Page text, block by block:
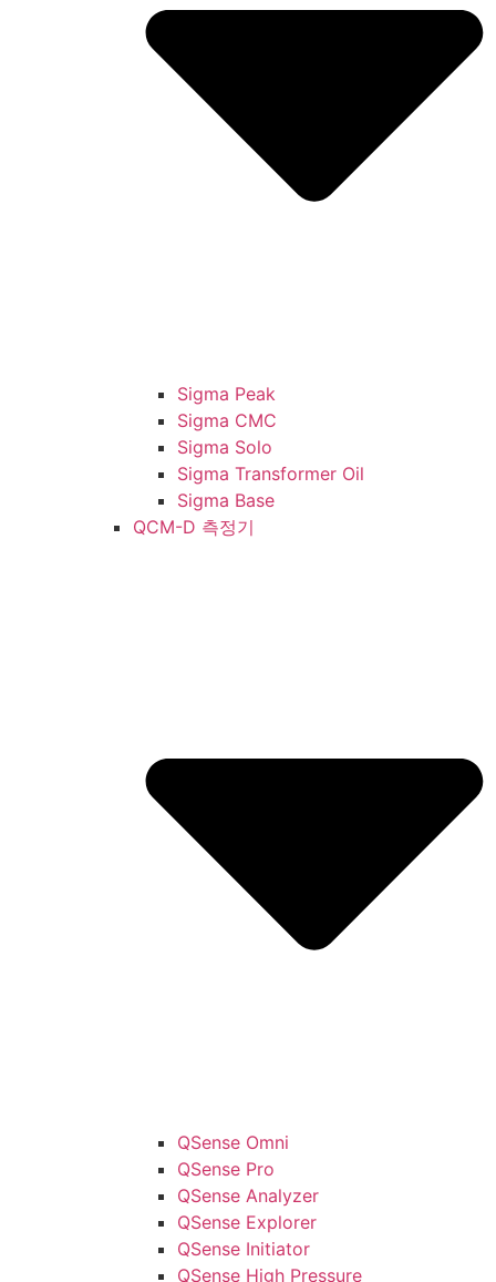
Sigma Peak
Sigma CMC
Sigma Solo
Sigma Transformer Oil
Sigma Base
QCM-D 측정기
QSense Omni
QSense Pro
QSense Analyzer
QSense Explorer
QSense Initiator
QSense High Pressure